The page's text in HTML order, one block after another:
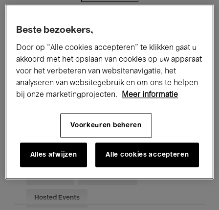
Tentoonstellingen Films
Performances Lezingen & Debatten
Jazz Klassieke Muziek Global Music
Elektronische Muziek
Voor iedereen Kids’ Palace
Hosted Events
Beste bezoekers,
Door op “Alle cookies accepteren” te klikken gaat u
akkoord met het opslaan van cookies op uw apparaat
voor het verbeteren van websitenavigatie, het
analyseren van websitegebruik en om ons te helpen
bij onze marketingprojecten.
Meer informatie
Voorkeuren beheren
Alles afwijzen Alle cookies accepteren